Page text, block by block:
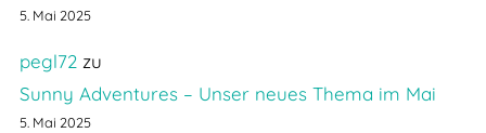
5. Mai 2025
pegl72zu
Sunny Adventures – Unser neues Thema im Mai
5. Mai 2025